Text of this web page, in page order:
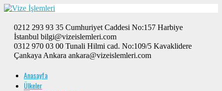
0212 293 93 35 Cumhuriyet Caddesi No:157 Harbiye
İstanbul bilgi@vizeislemleri.com
0312 970 03 00 Tunali Hilmi cad. No:109/5 Kavaklidere
Çankaya Ankara ankara@vizeislemleri.com
Anasayfa
Ülkeler